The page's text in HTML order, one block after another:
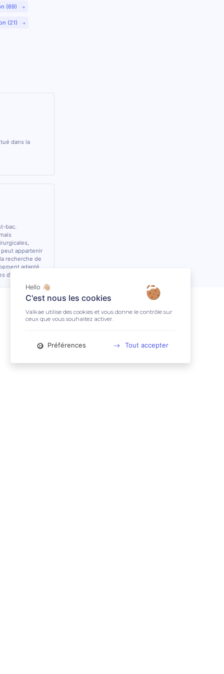
(69)
(21)
dans la
bac.
appartenir
recherche de
adapté.
Hello 👋🏼
C'est nous les cookies
Valkae utilise des cookies et vous donne le contrôle sur
ceux que vous souhaitez activer.
Préférences Tout accepter